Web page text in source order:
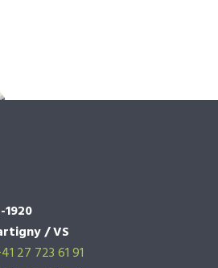
1920
/ VS
27 723 61 91